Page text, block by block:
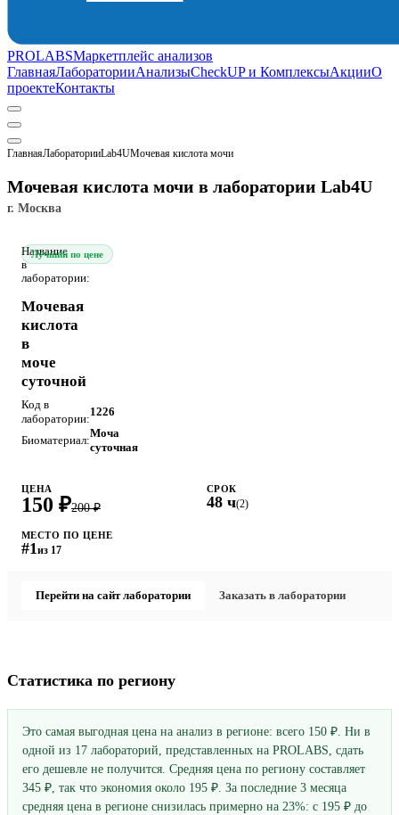
PROLABSМаркетплейс анализов
ГлавнаяЛабораторииАнализыCheckUP и КомплексыАкцииО
проектеКонтакты
ГлавнаяЛабораторииLab4UМочевая кислота мочи
Мочевая кислота мочи в лаборатории Lab4U
г. Москва
Название
в
лаборатории:
Мочевая
кислота
в
моче
суточной
Код в
лаборатории:
1226
Биоматериал:
Моча
суточная
Лучший по цене
ЦЕНА
150 ₽200 ₽
СРОК
48 ч(2)
МЕСТО ПО ЦЕНЕ
#1из 17
Перейти на сайт лаборатории Заказать в лаборатории
Статистика по региону
Это самая выгодная цена на анализ в регионе: всего 150 ₽. Ни в
одной из 17 лабораторий, представленных на PROLABS, сдать
его дешевле не получится. Средняя цена по региону составляет
345 ₽, так что экономия около 195 ₽. За последние 3 месяца
средняя цена в регионе снизилась примерно на 23%: с 195 ₽ до